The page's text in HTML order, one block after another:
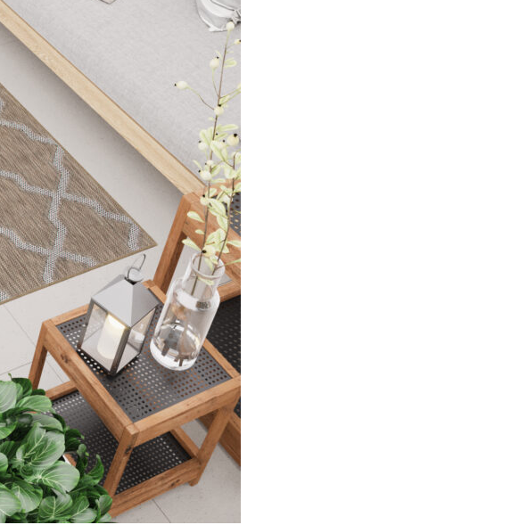
il modo in cui il sito appare o si comporta, ad
con i siti raccogliendo e riportando informazioni in
è quello di mostrare annunci pertinenti e
parti.
Accetta tutto